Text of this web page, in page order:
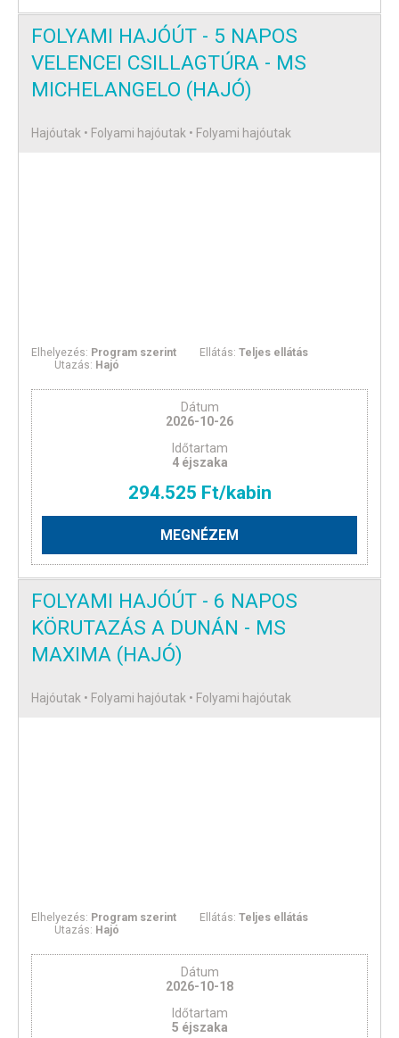
FOLYAMI HAJÓÚT - 5 NAPOS
VELENCEI CSILLAGTÚRA - MS
MICHELANGELO (HAJÓ)
Hajóutak • Folyami hajóutak • Folyami hajóutak
Elhelyezés: Program szerint Ellátás:Teljes ellátás
Utazás: Hajó
Dátum
2026-10-26
Időtartam
4 éjszaka
294.525 Ft/kabin
MEGNÉZEM
FOLYAMI HAJÓÚT - 6 NAPOS
KÖRUTAZÁS A DUNÁN - MS
MAXIMA (HAJÓ)
Hajóutak • Folyami hajóutak • Folyami hajóutak
Elhelyezés: Program szerint Ellátás:Teljes ellátás
Utazás: Hajó
Dátum
2026-10-18
Időtartam
5 éjszaka